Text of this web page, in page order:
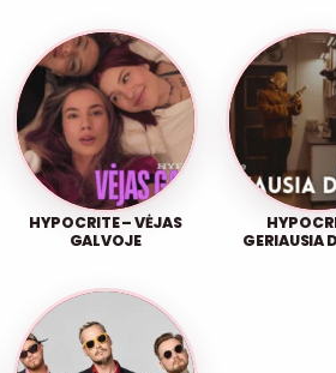
HYPOCRITE – VĖJAS
GALVOJE
GERIAUSIA